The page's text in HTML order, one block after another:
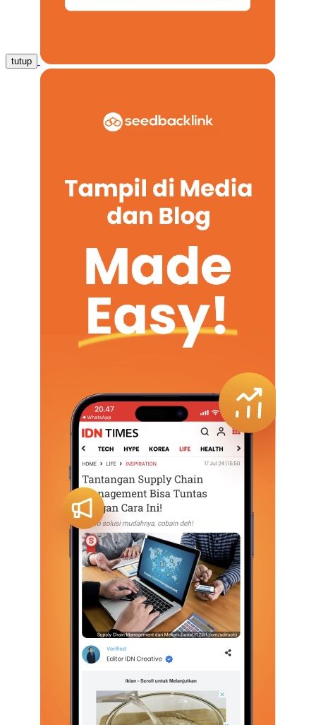
tutup